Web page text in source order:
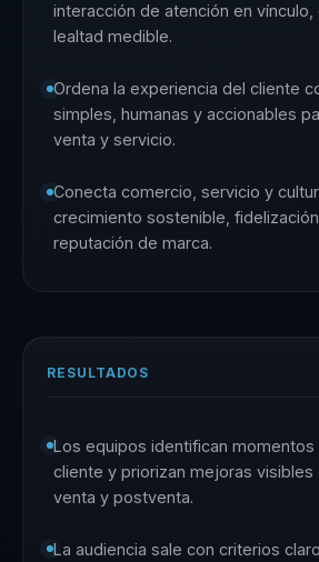
interacción de atención en vínculo,
lealtad medible.
Ordena la experiencia del cliente
simples, humanas y accionables
venta y servicio.
Conecta comercio, servicio y
crecimiento sostenible,
reputación de marca.
RESULTADOS
Los equipos identifican momentos
cliente y priorizan mejoras visibles
venta y postventa.
La audiencia sale con criterios